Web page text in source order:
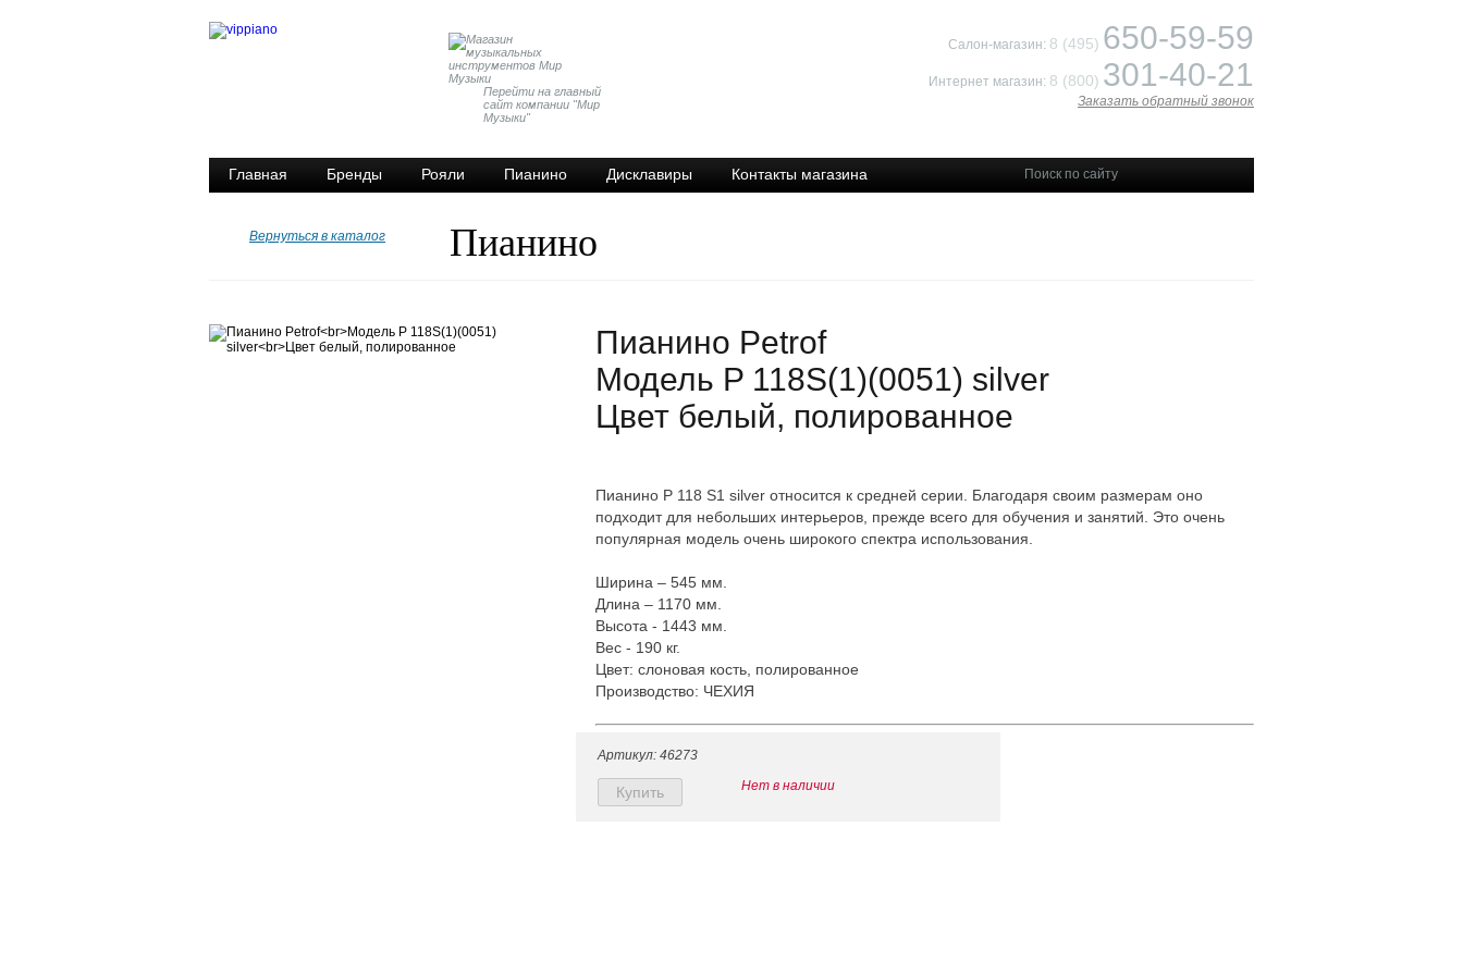
Cалон-магазин: 8 (495) 650-59-59
Интернет магазин: 8 (800) 301-40-21
Заказать обратный звонок
Перейти на главный
сайт компании "Мир
Музыки"
Главная Бренды Рояли Пианино Дисклавиры Контакты магазина
Вернуться в каталог Пианино
Пианино Petrof
Модель P 118S(1)(0051) silver
Цвет белый, полированное
Пианино P 118 S1 silver относится к средней серии. Благодаря своим размерам оно
подходит для небольших интерьеров, прежде всего для обучения и занятий. Это очень
популярная модель очень широкого спектра использования.
Ширина – 545 мм.
Длина – 1170 мм.
Высота - 1443 мм.
Вес - 190 кг.
Цвет: слоновая кость, полированное
Производство: ЧЕХИЯ
Артикул: 46273
Нет в наличии